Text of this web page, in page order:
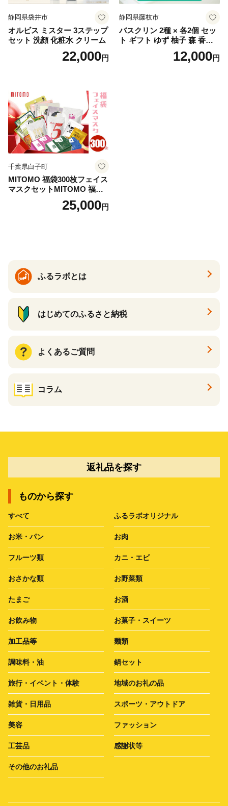
静岡県袋井市
オルビス ミスター 3ステップ
セット 洗顔 化粧水 クリーム
22,000円
静岡県藤枝市
バスクリン 2種 × 各2個 セッ
ト ギフト ゆず 柚子 森 香り
日用品 お風呂 バス用品 温活
アロマ 香り まとめ買い静岡
12,000円
千葉県白子町
MITOMO 福袋300枚フェイス
マスクセットMITOMO 福袋3
00枚フェイスマスクセット
ふるさと納税 パック ファイ
25,000円
ふるラボとは
はじめてのふるさと納税
よくあるご質問
コラム
返礼品を探す
ものから探す
すべて ふるラボオリジナル
お米・パン お肉
フルーツ類 カニ・エビ
おさかな類 お野菜類
たまご お酒
お飲み物 お菓子・スイーツ
加工品等 麺類
調味料・油 鍋セット
旅行・イベント・体験 地域のお礼の品
雑貨・日用品 スポーツ・アウトドア
美容 ファッション
工芸品 感謝状等
その他のお礼品